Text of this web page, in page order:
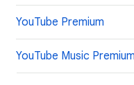
YouTube Premium
YouTube Music Premium